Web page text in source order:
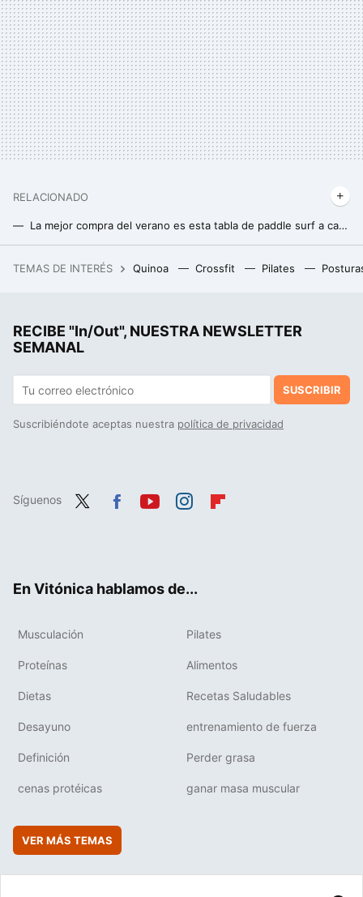
RELACIONADO
La mejor compra del verano es esta tabla de paddle surf a casi mitad de precio que apenas ocupa espacio en casa
TEMAS DE INTERÉS Quinoa Crossfit Pilates
RECIBE "In/Out", NUESTRA NEWSLETTER
SEMANAL
SUSCRIBIR
Suscribiéndote aceptas nuestra política de privacidad
Síguenos
En Vitónica hablamos de...
Musculación Pilates
Proteínas Alimentos
Dietas Recetas Saludables
Desayuno entrenamiento de fuerza
Definición Perder grasa
cenas protéicas ganar masa muscular
VER MÁS TEMAS